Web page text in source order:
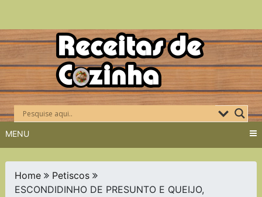
Skip
to
content
MENU
Home
Petiscos
ESCONDIDINHO DE PRESUNTO E QUEIJO,